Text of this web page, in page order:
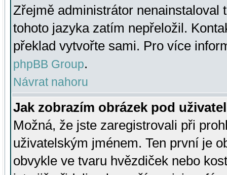
Zřejmě administrátor nenainstaloval
tohoto jazyka zatím nepřeložil.
překlad vytvořte sami. Pro více
phpBB Group.
Návrat nahoru
Jak zobrazím obrázek pod
Možná, že jste zaregistrovali při
uživatelským jménem. Ten první je
obvykle ve tvaru hvězdiček nebo